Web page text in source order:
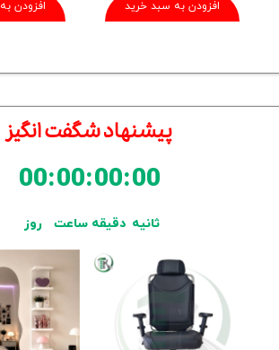
افزودن افزودن به سبد خرید
​​پیشنهاد شگفت انگیز
00:
روز
00:
ساعت
00:
دقیقه
00
ثانیه